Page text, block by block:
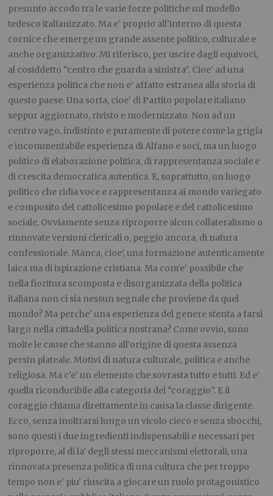
presunto accodo tra le varie forze politiche sul modello
tedesco italianizzato. Ma e’ proprio all’interno di questa
cornice che emerge un grande assente politico, culturale e
anche organizzativo. Mi riferisco, per uscire dagli equivoci,
al cosiddetto “centro che guarda a sinistra”. Cioe’ ad una
esperienza politica che non e’ affatto estranea alla storia di
questo paese. Una sorta, cioe’ di Partito popolare italiano
seppur aggiornato, rivisto e modernizzato. Non ad un
centro vago, indistinto e puramente di potere come la grigia
e incommentabile esperienza di Alfano e soci, ma un luogo
politico di elaborazione politica, di rappresentanza sociale e
di crescita democratica autentica. E, soprattutto, un luogo
politico che ridia voce e rappresentanza ai mondo variegato
e composito del cattolicesimo popolare e del cattolicesimo
sociale. Ovviamente senza riproporre alcun collateralismo o
rinnovate versioni clericali o, peggio ancora, di natura
confessionale. Manca, cioe’, una formazione autenticamente
laica ma di ispirazione cristiana. Ma com’e’ possibile che
nella fioritura scomposta e disorganizzata della politica
italiana non ci sia nessun segnale che proviene da quel
mondo? Ma perche’ una esperienza del genere stenta a farsi
largo nella cittadella politica nostrana? Come ovvio, sono
molte le cause che stanno all’origine di questa assenza
persin plateale. Motivi di natura culturale, politica e anche
religiosa. Ma c’e’ un elemento che sovrasta tutto e tutti. Ed e’
quella riconducibile alla categoria del “coraggio”. E il
coraggio chiama direttamente in causa la classe dirigente.
Ecco, senza inoltrarsi lungo un vicolo cieco e senza sbocchi,
sono questi i due ingredienti indispensabili e necessari per
riproporre, al di la’ degli stessi meccanismi elettorali, una
rinnovata presenza politica di una cultura che per troppo
tempo non e’ piu’ riuscita a giocare un ruolo protagonistico